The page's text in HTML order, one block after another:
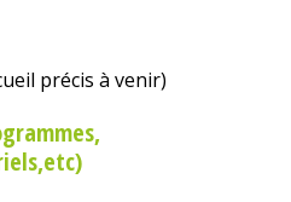
précis à venir)